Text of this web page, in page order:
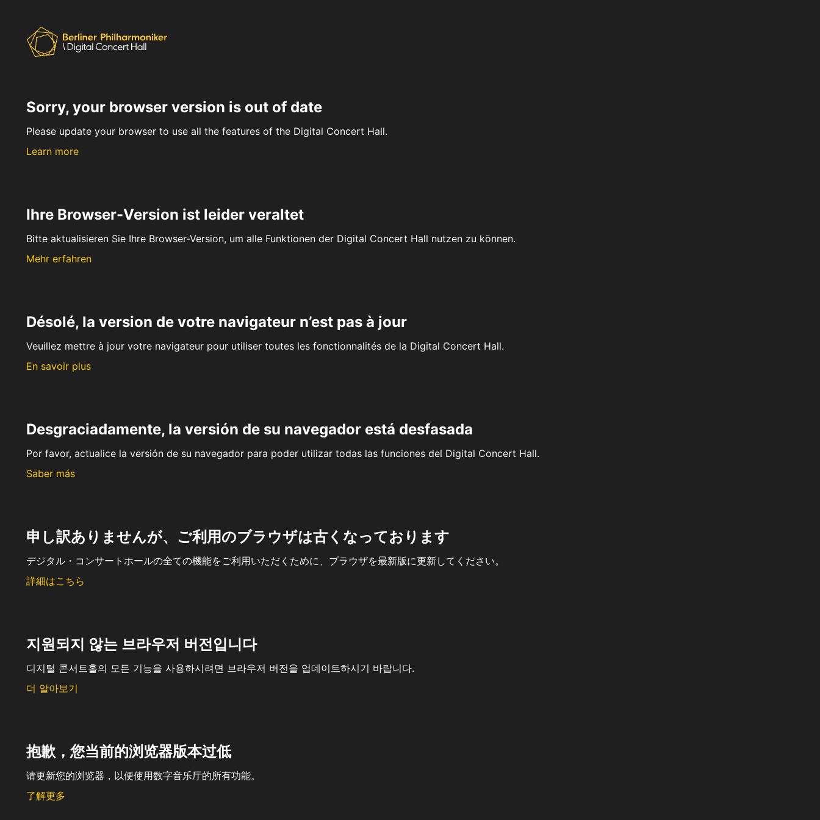
Sorry, your browser version is out of date
Please update your browser to use all the features of the Digital Concert Hall.
Learn more
Ihre Browser-Version ist leider veraltet
Bitte aktualisieren Sie Ihre Browser-Version, um alle Funktionen der Digital Concert Hall nutzen zu können.
Mehr erfahren
Désolé, la version de votre navigateur n’est pas à jour
Veuillez mettre à jour votre navigateur pour utiliser toutes les fonctionnalités de la Digital Concert Hall.
En savoir plus
Desgraciadamente, la versión de su navegador está desfasada
Por favor, actualice la versión de su navegador para poder utilizar todas las funciones del Digital Concert Hall.
Saber más
申し訳ありませんが、ご利用のブラウザは古くなっております
デジタル・コンサートホールの全ての機能をご利用いただくために、ブラウザを最新版に更新してください。
詳細はこちら
지원되지 않는 브라우저 버전입니다
디지털 콘서트홀의 모든 기능을 사용하시려면 브라우저 버전을 업데이트하시기 바랍니다.
더 알아보기
抱歉，您当前的浏览器版本过低
请更新您的浏览器，以便使用数字音乐厅的所有功能。
了解更多